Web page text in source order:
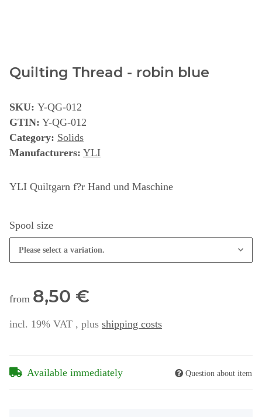
Quilting Thread - robin blue
SKU: Y-QG-012
GTIN: Y-QG-012
Category: Solids
Manufacturers: YLI
YLI Quiltgarn f?r Hand und Maschine
Spool size
Please select a variation.
from 8,50 €
incl. 19% VAT , plus shipping costs
Available immediately Question about item